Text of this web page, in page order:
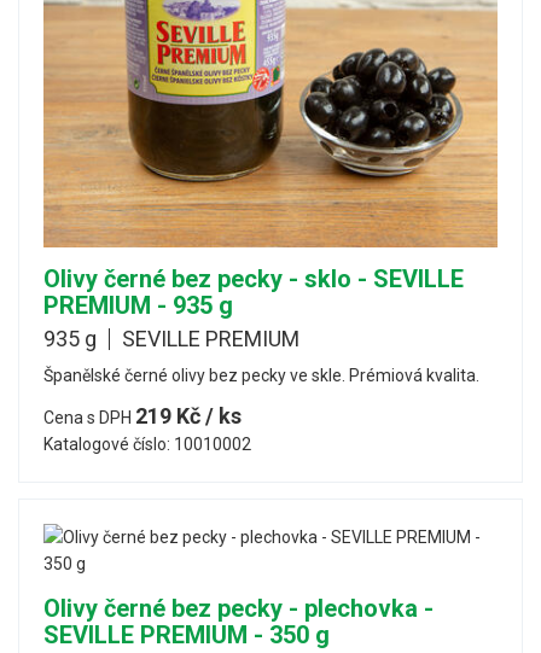
Olivy černé bez pecky - sklo - SEVILLE
PREMIUM - 935 g
935 g SEVILLE PREMIUM
Španělské černé olivy bez pecky ve skle. Prémiová kvalita.
Cena s DPH 219 Kč / ks
Katalogové číslo: 10010002
Olivy černé bez pecky - plechovka -
SEVILLE PREMIUM - 350 g